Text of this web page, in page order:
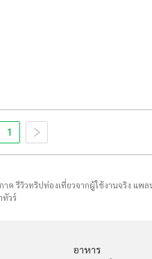
1
ค รีวิวทริปท่องเที่ยวจากผู้ใช้งานจริง แ
ทัวร์
อาหาร